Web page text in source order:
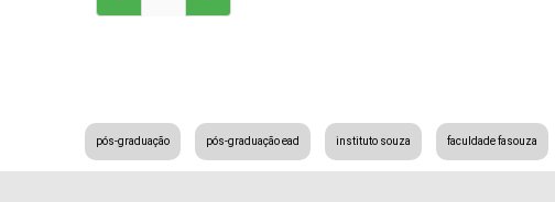
pós-graduação pós-graduação ead instituto souza faculdade fasouza